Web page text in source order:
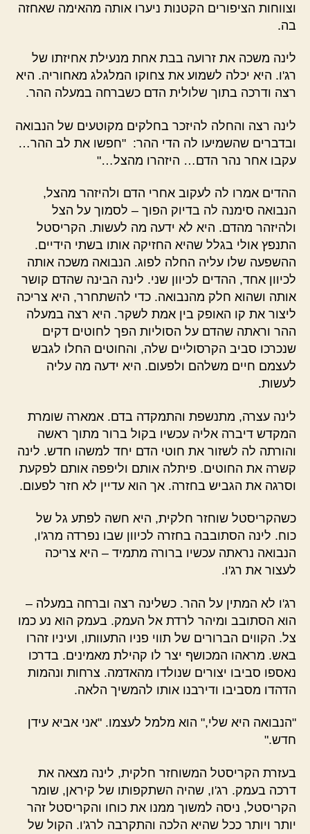
וצווחות הציפורים הקטנות ניערו אותה מהאימה שאחזה
בה.
לינה משכה את זרועה בבת אחת מנעילת אחיזתו של
רג'ו. היא יכלה לשמוע את צחוקו המלגלג מאחוריה. היא
רצה ודרכה בתוך שלולית הדם כשברחה במעלה ההר.
לינה רצה והחלה להיזכר בחלקים מקוטעים של הנבואה
ובדברים שהשמיעו לה הדי ההר: "חפשו את לב ההר…
עקבו אחר נהר הדם… היזהרו מהצל…"
ההדים אמרו לה לעקוב אחרי הדם ולהיזהר מהצל,
הנבואה סימנה לה בדיוק הפוך – לסמוך על הצל
ולהיזהר מהדם. היא לא ידעה מה לעשות. הקריסטל
התנפץ אולי בגלל שהיא החזיקה אותו בשתי הידיים.
ההשפעה שלו עליה החלה לפוג. הנבואה משכה אותה
לכיוון אחד, ההדים לכיוון שני. לינה הבינה שהדם קושר
אותה ושהוא חלק מהנבואה. כדי להשתחרר, היא צריכה
ליצור את קו האופק בין אמת לשקר. היא רצה במעלה
ההר וראתה שהדם על הסוליות הפך לחוטים דקים
שנכרכו סביב הקרסוליים שלה, והחוטים החלו לגבש
לעצמם חיים משלהם ולפעום. היא ידעה מה עליה
לעשות.
לינה עצרה, מתנשפת והתמקדה בדם. אמארה שומרת
המקדש דיברה אליה עכשיו בקול ברור מתוך ראשה
והורתה לה לשזור את חוטי הדם יחד למשהו חדש. לינה
קשרה את החוטים. פיתלה אותם וליפפה אותם לפקעת
וסרגה את הגביש בחזרה. אך הוא עדיין לא חזר לפעום.
כשהקריסטל שוחזר חלקית, היא חשה לפתע גל של
כוח. לינה הסתובבה בחזרה לכיוון שבו נפרדה מרג'ו,
הנבואה נראתה עכשיו ברורה מתמיד – היא צריכה
לעצור את רג'ו.
רג'ו לא המתין על ההר. כשלינה רצה וברחה במעלה –
הוא הסתובב ומיהר לרדת אל העמק. בעמק הוא נע כמו
צל. הקווים הברורים של תווי פניו התעוותו, ועיניו זהרו
באש. מראהו המכושף יצר לו קהילת מאמינים. בדרכו
נאספו סביבו יצורים שנולדו מהאדמה. צרחות ונהמות
הדהדו מסביבו ודירבנו אותו להמשיך הלאה.
"הנבואה היא שלי," הוא מלמל לעצמו. "אני אביא עידן
חדש."
בעזרת הקריסטל המשוחזר חלקית, לינה מצאה את
דרכה בעמק. רג'ו, שהיה השתקפותו של קיראן, שומר
הקריסטל, ניסה למשוך ממנו את כוחו והקריסטל זהר
יותר ויותר ככל שהיא הלכה והתקרבה לרג'ו. הקול של